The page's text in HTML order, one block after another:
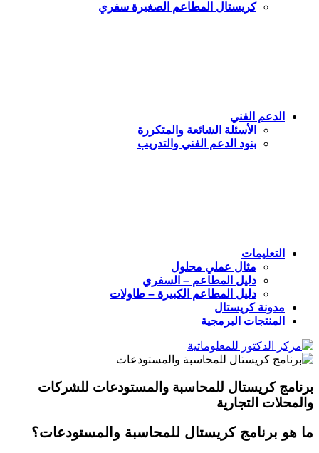
كريستال المطاعم الصغيرة سفري
الدعم الفني
الأسئلة الشائعة والمتكررة
بنود الدعم الفني والتدريب
التعليمات
مثال عملي محلول
دليل المطاعم – السفري
دليل المطاعم الكبيرة – طاولات
مدونة كريستال
المنتجات البرمجية
برنامج كريستال للمحاسبة والمستودعات للشركات
والمحلات التجارية
ما هو برنامج كريستال للمحاسبة والمستودعات؟